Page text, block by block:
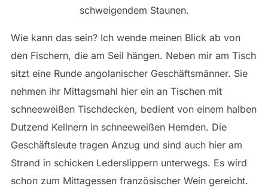
schweigendem Staunen.
Wie kann das sein? Ich wende meinen Blick ab von
den Fischern, die am Seil hängen. Neben mir am Tisch
sitzt eine Runde angolanischer Geschäftsmänner. Sie
nehmen ihr Mittagsmahl hier ein an Tischen mit
schneeweißen Tischdecken, bedient von einem halben
Dutzend Kellnern in schneeweißen Hemden. Die
Geschäftsleute tragen Anzug und sind auch hier am
Strand in schicken Lederslippern unterwegs. Es wird
schon zum Mittagessen französischer Wein gereicht.